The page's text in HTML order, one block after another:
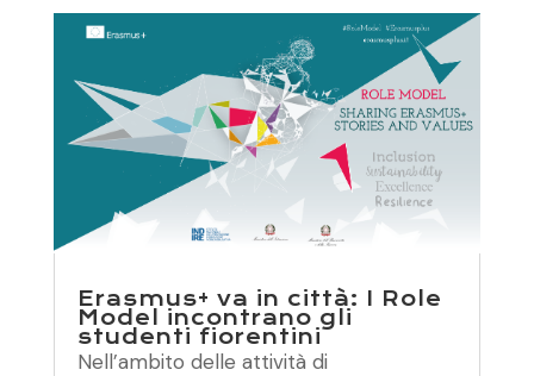
Erasmus+ va in città: I Role
Model incontrano gli
studenti fiorentini
Nell’ambito delle attività di